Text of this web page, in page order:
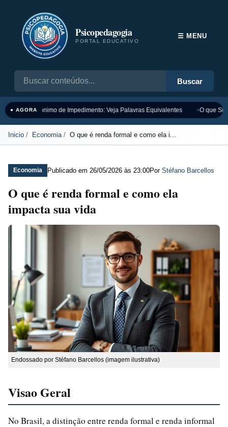
Psicopedagogia
PORTAL EDUCATIVO
Buscar
☰ MENU
● AGORASinônimo de Impedimento: Veja Palavras Equivalentes O que
Inicio Economia O que é renda formal e como ela i...
Economia Publicado em 26/05/2026 às 23:00Por Stéfano Barcellos
O que é renda formal e como ela
impacta sua vida
Endossado por Stéfano Barcellos (imagem ilustrativa)
Visao Geral
No Brasil, a distinção entre renda formal e renda informal